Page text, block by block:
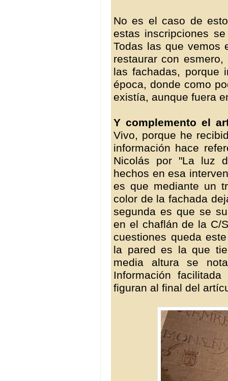
No es el caso de
estas inscripciones
Todas las que vemos
restaurar con
las fachadas, porque
época, donde como
existía, aunque fuera
Y complemento el
Vivo, porque he
información hace
Nicolás por "La luz
hechos en esa
es que mediante un
color de la fachada
segunda es que se
en el chaflán de la C/
cuestiones queda
la pared es la que
media altura se
Información
figuran al final del